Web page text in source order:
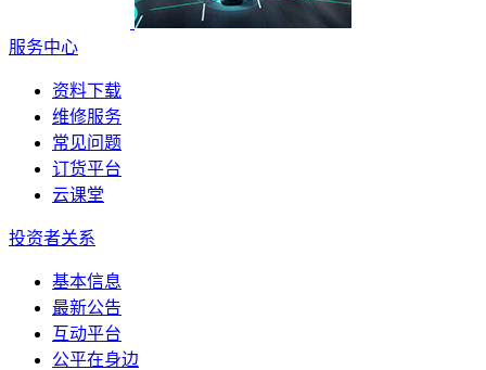
服务中心
资料下载
维修服务
常见问题
订货平台
云课堂
投资者关系
基本信息
最新公告
互动平台
公平在身边